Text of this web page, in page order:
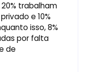
trabalham
e 10%
isso, 8%
por falta
de